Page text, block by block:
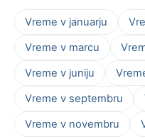
Vreme v januarju
Vreme v marcu
Vreme v juniju
Vreme v septembru
Vreme v novembru